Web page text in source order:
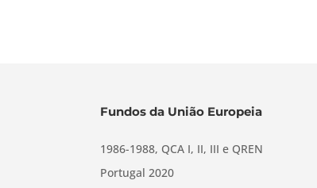
Fundos da União Europeia
1986-1988, QCA I, II, III e QREN
Portugal 2020